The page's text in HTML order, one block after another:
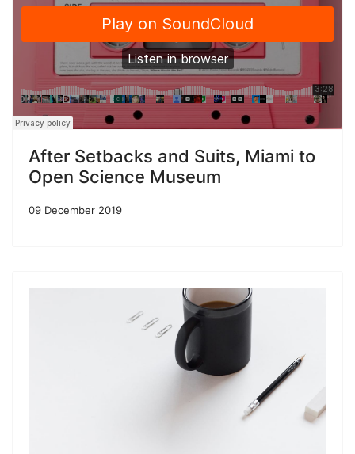
After Setbacks and Suits, Miami to
Open Science Museum
09 December 2019